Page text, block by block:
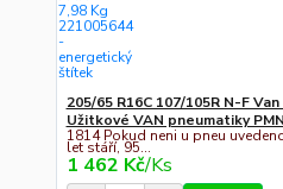
205/65 R16C 107/105R N-F
Užitkové VAN pneumatiky
1814 Pokud neni u pneu
let stáří, 95...
1 462 Kč/Ks